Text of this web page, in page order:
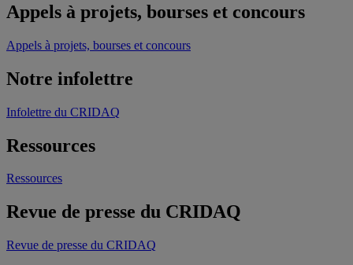
Appels à projets, bourses et concours
Appels à projets, bourses et concours
Notre infolettre
Infolettre du CRIDAQ
Ressources
Ressources
Revue de presse du CRIDAQ
Revue de presse du CRIDAQ